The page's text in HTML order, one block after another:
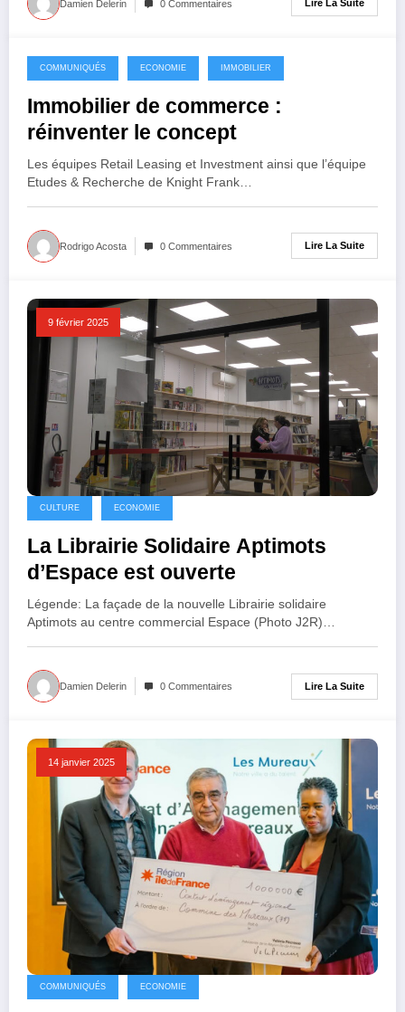
Damien Delerin 0 Commentaires Lire La Suite
21 février 2025
COMMUNIQUÉS ECONOMIE IMMOBILIER
Immobilier de commerce :
réinventer le concept
Les équipes Retail Leasing et Investment ainsi que l’équipe
Etudes & Recherche de Knight Frank…
Rodrigo Acosta 0 Commentaires Lire La Suite
9 février 2025
CULTURE ECONOMIE
La Librairie Solidaire Aptimots
d’Espace est ouverte
Légende: La façade de la nouvelle Librairie solidaire
Aptimots au centre commercial Espace (Photo J2R)…
Damien Delerin 0 Commentaires Lire La Suite
14 janvier 2025
COMMUNIQUÉS ECONOMIE